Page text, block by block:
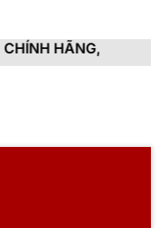
100%, ĐẦY ĐỦ